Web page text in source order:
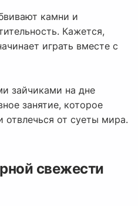
камни и
Кажется,
играть вместе с
зайчиками на дне
занятие, которое
отвлечься от суеты мира.
свежести